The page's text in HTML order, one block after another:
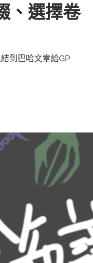
、選擇卷
到巴哈文章給GP